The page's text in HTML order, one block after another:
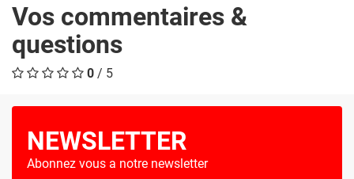
Vos commentaires &
questions
0 / 5
NEWSLETTER
Abonnez vous a notre newsletter